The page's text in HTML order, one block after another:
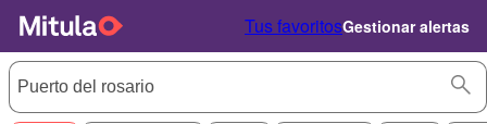
Tus favoritosGestionar alertas